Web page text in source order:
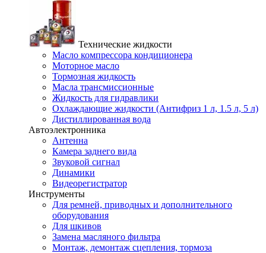
Технические жидкости
Масло компрессора кондиционера
Моторное масло
Тормозная жидкость
Масла трансмиссионные
Жидкость для гидравлики
Охлаждающие жидкости (Антифриз 1 л, 1.5 л, 5 л)
Дистиллированная вода
Автоэлектронника
Антенна
Камера заднего вида
Звуковой сигнал
Динамики
Видеорегистратор
Инструменты
Для ремней, приводных и дополнительного
оборудования
Для шкивов
Замена масляного фильтра
Монтаж, демонтаж сцепления, тормоза